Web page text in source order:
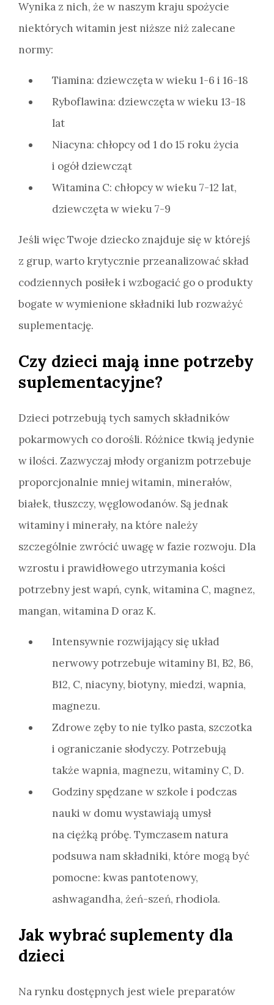
Wynika z nich, że w naszym kraju spożycie
niektórych witamin jest niższe niż zalecane
normy:
Tiamina: dziewczęta w wieku 1-6 i 16-18
Ryboflawina: dziewczęta w wieku 13-18
lat
Niacyna: chłopcy od 1 do 15 roku życia
i ogół dziewcząt
Witamina C: chłopcy w wieku 7-12 lat,
dziewczęta w wieku 7-9
Jeśli więc Twoje dziecko znajduje się w którejś
z grup, warto krytycznie przeanalizować skład
codziennych posiłek i wzbogacić go o produkty
bogate w wymienione składniki lub rozważyć
suplementację.
Czy dzieci mają inne potrzeby
suplementacyjne?
Dzieci potrzebują tych samych składników
pokarmowych co dorośli. Różnice tkwią jedynie
w ilości. Zazwyczaj młody organizm potrzebuje
proporcjonalnie mniej witamin, minerałów,
białek, tłuszczy, węglowodanów. Są jednak
witaminy i minerały, na które należy
szczególnie zwrócić uwagę w fazie rozwoju. Dla
wzrostu i prawidłowego utrzymania kości
potrzebny jest wapń, cynk, witamina C, magnez,
mangan, witamina D oraz K.
Intensywnie rozwijający się układ
nerwowy potrzebuje witaminy B1, B2, B6,
B12, C, niacyny, biotyny, miedzi, wapnia,
magnezu.
Zdrowe zęby to nie tylko pasta, szczotka
i ograniczanie słodyczy. Potrzebują
także wapnia, magnezu, witaminy C, D.
Godziny spędzane w szkole i podczas
nauki w domu wystawiają umysł
na ciężką próbę. Tymczasem natura
podsuwa nam składniki, które mogą być
pomocne: kwas pantotenowy,
ashwagandha, żeń-szeń, rhodiola.
Jak wybrać suplementy dla
dzieci
Na rynku dostępnych jest wiele preparatów